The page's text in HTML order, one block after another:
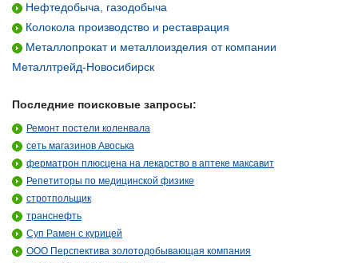
Нефтедобыча, газодобыча
Колокола производство и реставрация
Металлопрокат и металлоизделия от компании
Металлтрейд-Новосибирск
Последние поисковые запросы:
Ремонт постели коленвала
сеть магазинов Авоська
ферматрон плюсцена на лекарство в аптеке максавит
Репетиторы по медицинской физике
стротпольщик
транснефть
Суп Рамен с курицей
ООО Перспектива золотодобывающая компания